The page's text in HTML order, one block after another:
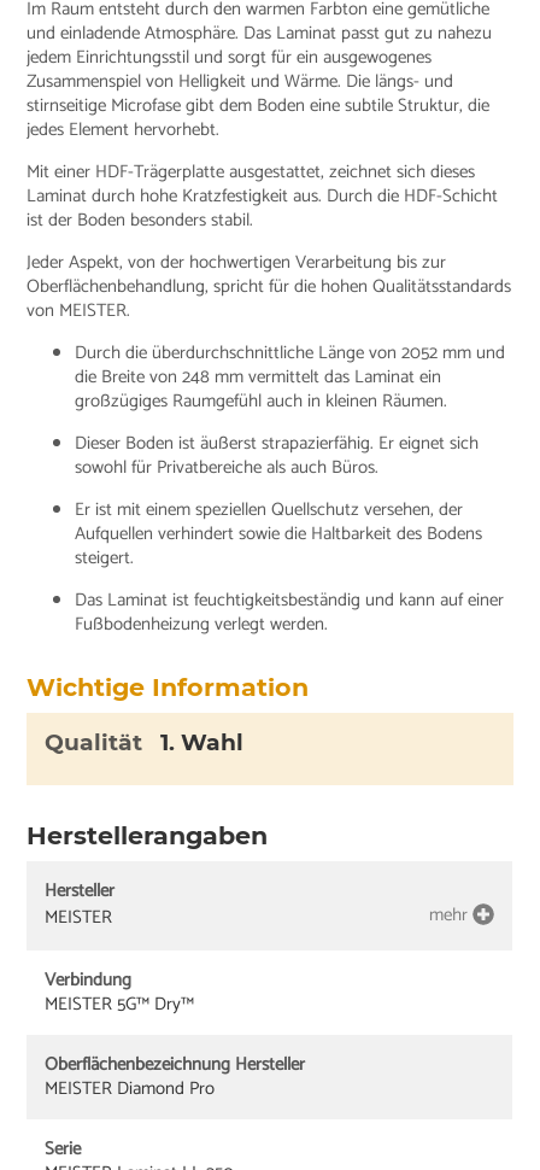
Im Raum entsteht durch den warmen Farbton eine gemütliche
und einladende Atmosphäre. Das Laminat passt gut zu nahezu
jedem Einrichtungsstil und sorgt für ein ausgewogenes
Zusammenspiel von Helligkeit und Wärme. Die längs- und
stirnseitige Microfase gibt dem Boden eine subtile Struktur, die
jedes Element hervorhebt.
Mit einer HDF-Trägerplatte ausgestattet, zeichnet sich dieses
Laminat durch hohe Kratzfestigkeit aus. Durch die HDF-Schicht
ist der Boden besonders stabil.
Jeder Aspekt, von der hochwertigen Verarbeitung bis zur
Oberflächenbehandlung, spricht für die hohen Qualitätsstandards
von MEISTER.
Durch die überdurchschnittliche Länge von 2052 mm und
die Breite von 248 mm vermittelt das Laminat ein
großzügiges Raumgefühl auch in kleinen Räumen.
Dieser Boden ist äußerst strapazierfähig. Er eignet sich
sowohl für Privatbereiche als auch Büros.
Er ist mit einem speziellen Quellschutz versehen, der
Aufquellen verhindert sowie die Haltbarkeit des Bodens
steigert.
Das Laminat ist feuchtigkeitsbeständig und kann auf einer
Fußbodenheizung verlegt werden.
Wichtige Information
Qualität 1. Wahl
Herstellerangaben
Hersteller
MEISTER
mehr
Verbindung
MEISTER 5G™ Dry™
Oberflächenbezeichnung Hersteller
MEISTER Diamond Pro
Serie